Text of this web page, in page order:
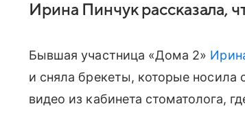
Ирина Пинчук рассказала,
Бывшая участница «Дома 2»
и сняла брекеты, которые носила
видео из кабинета стоматолога,